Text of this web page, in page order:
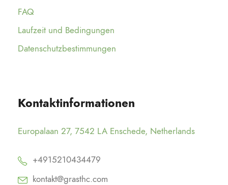
FAQ
Laufzeit und Bedingungen
Datenschutzbestimmungen
Kontaktinformationen
Europalaan 27, 7542 LA Enschede, Netherlands
+4915210434479
kontakt@grasthc.com